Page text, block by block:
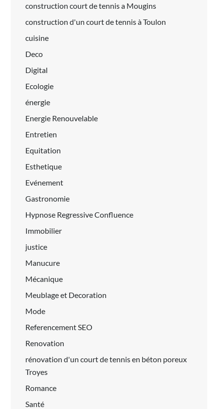
construction court de tennis a Mougins
construction d'un court de tennis à Toulon
cuisine
Deco
Digital
Ecologie
énergie
Energie Renouvelable
Entretien
Equitation
Esthetique
Evénement
Gastronomie
Hypnose Regressive Confluence
Immobilier
justice
Manucure
Mécanique
Meublage et Decoration
Mode
Referencement SEO
Renovation
rénovation d'un court de tennis en béton poreux
Troyes
Romance
Santé